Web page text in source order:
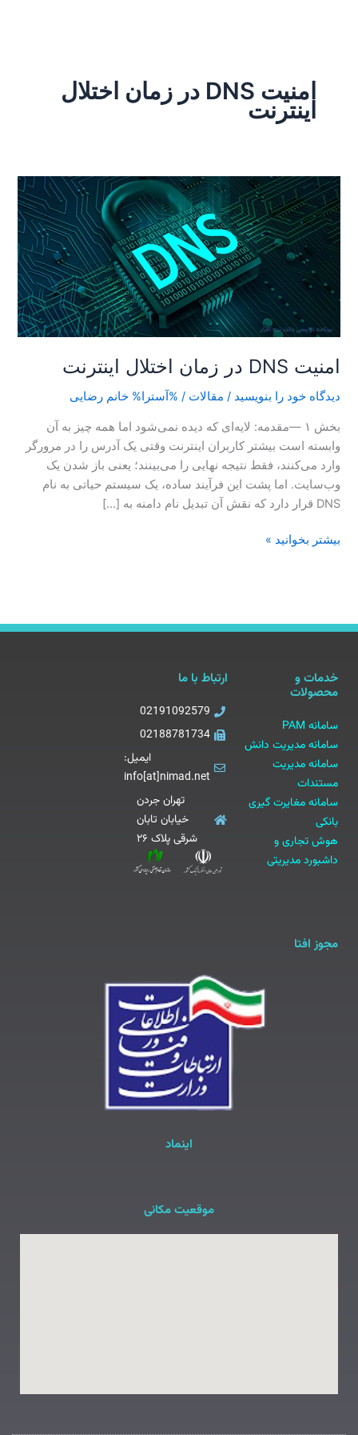
امنیت DNS در زمان اختلال
اینترنت
امنیت DNS در زمان اختلال اینترنت
دیدگاه‌ خود را بنویسید / مقالات / %آسترا% خانم رضایی
بخش ۱ —مقدمه: لایه‌ای که دیده نمی‌شود اما همه چیز به آن
وابسته است بیشتر کاربران اینترنت وقتی یک آدرس را در مرورگر
وارد می‌کنند، فقط نتیجه نهایی را می‌بینند؛ یعنی باز شدن یک
وب‌سایت. اما پشت این فرآیند ساده، یک سیستم حیاتی به نام
DNS قرار دارد که نقش آن تبدیل نام دامنه به […]
امنیت
DNS
در
زمان
اختلال
اینترنت
بیشتر بخوانید »
خدمات و
محصولات
سامانه PAM
سامانه مدیریت دانش
سامانه مدیریت
مستندات
سامانه مغایرت گیری
بانکی
هوش تجاری و
داشبورد مدیریتی
ارتباط با ما
02191092579
02188781734
ایمیل:
info[at]nimad.net
تهران جردن
خیابان تابان
شرقی پلاک ۲۶
مجوز افتا
اینماد
موقعیت مکانی